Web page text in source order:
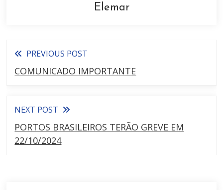
Elemar
PREVIOUS POST
COMUNICADO IMPORTANTE
NEXT POST
PORTOS BRASILEIROS TERÃO GREVE EM
22/10/2024